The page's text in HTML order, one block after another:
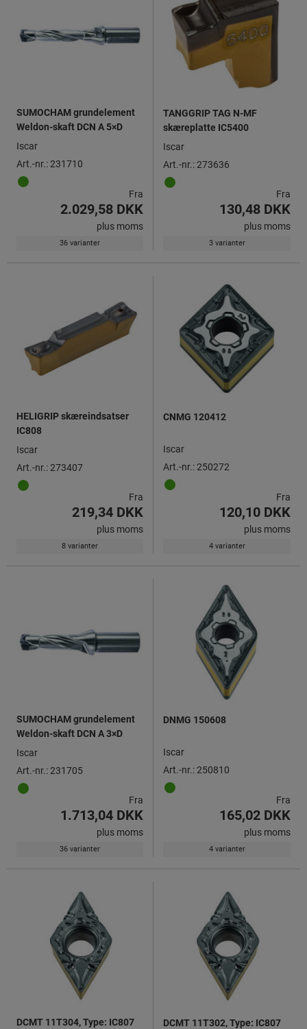
SUMOCHAM grundelement
Weldon-skaft DCN A 5×D
Iscar
Art.-nr.: 231710
Fra
2.029,58 DKK
plus moms
36 varianter
TANGGRIP TAG N-MF
skæreplatte IC5400
Iscar
Art.-nr.: 273636
Fra
130,48 DKK
plus moms
3 varianter
HELIGRIP skæreindsatser
IC808
Iscar
Art.-nr.: 273407
Fra
219,34 DKK
plus moms
8 varianter
CNMG 120412
Iscar
Art.-nr.: 250272
Fra
120,10 DKK
plus moms
4 varianter
SUMOCHAM grundelement
Weldon-skaft DCN A 3×D
Iscar
Art.-nr.: 231705
Fra
1.713,04 DKK
plus moms
36 varianter
DNMG 150608
Iscar
Art.-nr.: 250810
Fra
165,02 DKK
plus moms
4 varianter
DCMT 11T304, Type: IC807 DCMT 11T302, Type: IC807